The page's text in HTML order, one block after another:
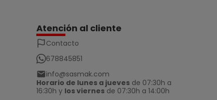
Atención al cliente
Contacto
678845851
info@sasmak.com
Horario de lunes a jueves de 07:30h a
16:30h y los viernes de 07:30h a 14:00h